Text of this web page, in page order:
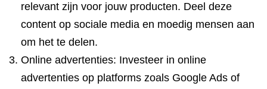
relevant zijn voor jouw producten. Deel deze
content op sociale media en moedig mensen aan
om het te delen.
Online advertenties: Investeer in online
advertenties op platforms zoals Google Ads of